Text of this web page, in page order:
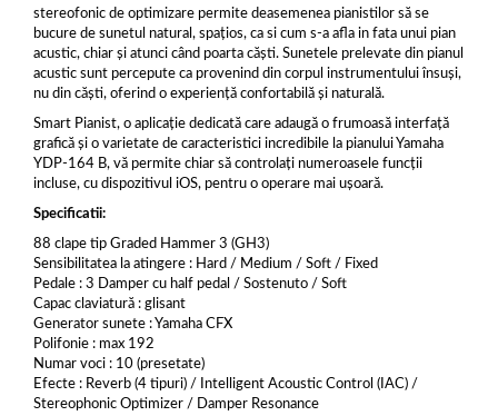
stereofonic de optimizare permite deasemenea pianistilor să se
bucure de sunetul natural, spațios, ca si cum s-a afla in fata unui pian
acustic, chiar și atunci când poarta căști. Sunetele prelevate din pianul
acustic sunt percepute ca provenind din corpul instrumentului însuși,
nu din căști, oferind o experiență confortabilă și naturală.
Smart Pianist, o aplicație dedicată care adaugă o frumoasă interfață
grafică și o varietate de caracteristici incredibile la pianului Yamaha
YDP-164 B, vă permite chiar să controlați numeroasele funcții
incluse, cu dispozitivul iOS, pentru o operare mai ușoară.
Specificatii:
88 clape tip Graded Hammer 3 (GH3)
Sensibilitatea la atingere : Hard / Medium / Soft / Fixed
Pedale : 3 Damper cu half pedal / Sostenuto / Soft
Capac claviatură : glisant
Generator sunete : Yamaha CFX
Polifonie : max 192
Numar voci : 10 (presetate)
Efecte : Reverb (4 tipuri) / Intelligent Acoustic Control (IAC) /
Stereophonic Optimizer / Damper Resonance